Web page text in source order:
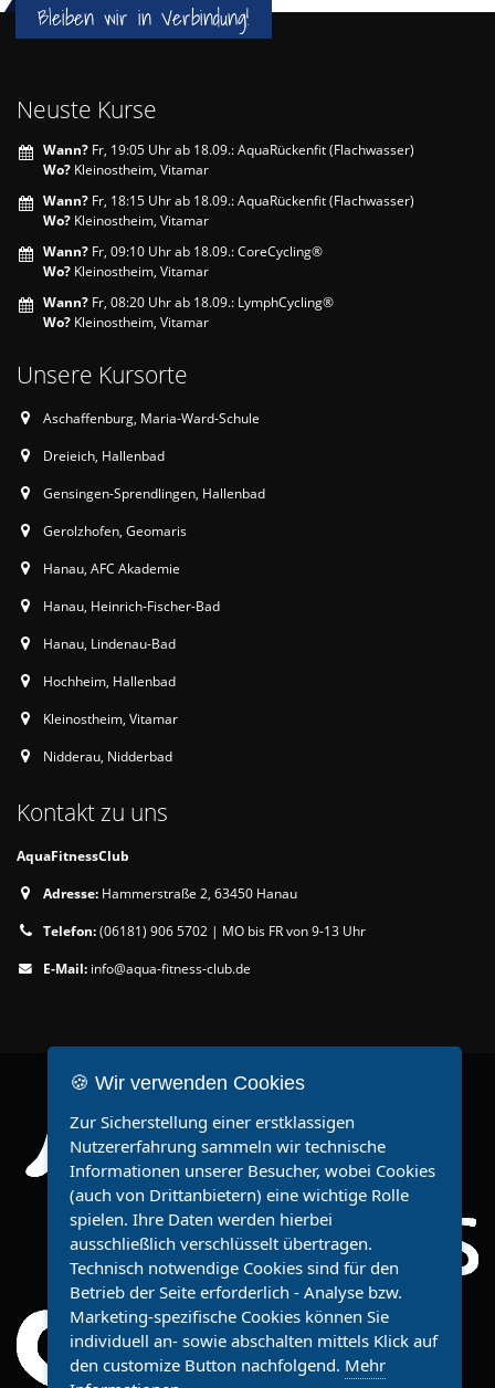
Bleiben wir in Verbindung!
Neuste Kurse
Wann? Fr, 19:05 Uhr ab 18.09.: AquaRückenfit (Flachwasser)
Wo? Kleinostheim, Vitamar
Wann? Fr, 18:15 Uhr ab 18.09.: AquaRückenfit (Flachwasser)
Wo? Kleinostheim, Vitamar
Wann? Fr, 09:10 Uhr ab 18.09.: CoreCycling®
Wo? Kleinostheim, Vitamar
Wann? Fr, 08:20 Uhr ab 18.09.: LymphCycling®
Wo? Kleinostheim, Vitamar
Unsere Kursorte
Aschaffenburg, Maria-Ward-Schule
Dreieich, Hallenbad
Gensingen-Sprendlingen, Hallenbad
Gerolzhofen, Geomaris
Hanau, AFC Akademie
Hanau, Heinrich-Fischer-Bad
Hanau, Lindenau-Bad
Hochheim, Hallenbad
Kleinostheim, Vitamar
Nidderau, Nidderbad
Kontakt zu uns
AquaFitnessClub
Adresse: Hammerstraße 2, 63450 Hanau
Telefon:(06181) 906 5702 | MO bis FR von 9-13 Uhr
E-Mail: info@aqua-fitness-club.de
🍪 Wir verwenden Cookies
Zur Sicherstellung einer erstklassigen
Nutzererfahrung sammeln wir technische
Informationen unserer Besucher, wobei Cookies
(auch von Drittanbietern) eine wichtige Rolle
spielen. Ihre Daten werden hierbei
ausschließlich verschlüsselt übertragen.
Technisch notwendige Cookies sind für den
Betrieb der Seite erforderlich - Analyse bzw.
Marketing-spezifische Cookies können Sie
individuell an- sowie abschalten mittels Klick auf
den customize Button nachfolgend. Mehr